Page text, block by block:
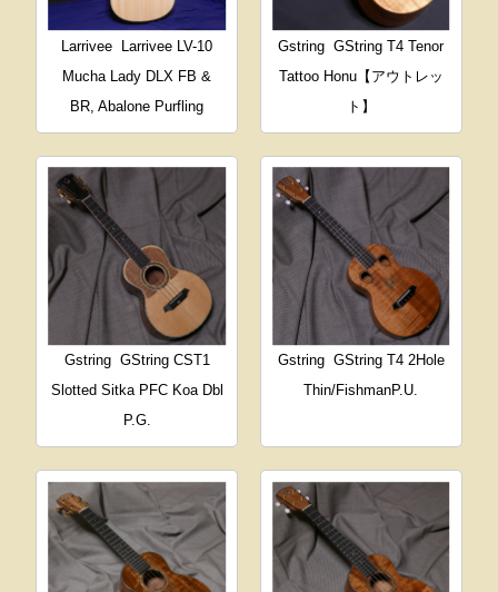
Larrivee Larrivee LV-10
Mucha Lady DLX FB &
BR, Abalone Purfling
Gstring GString T4 Tenor
Tattoo Honu【アウトレッ
ト】
Gstring GString CST1
Slotted Sitka PFC Koa Dbl
P.G.
Gstring GString T4 2Hole
Thin/FishmanP.U.